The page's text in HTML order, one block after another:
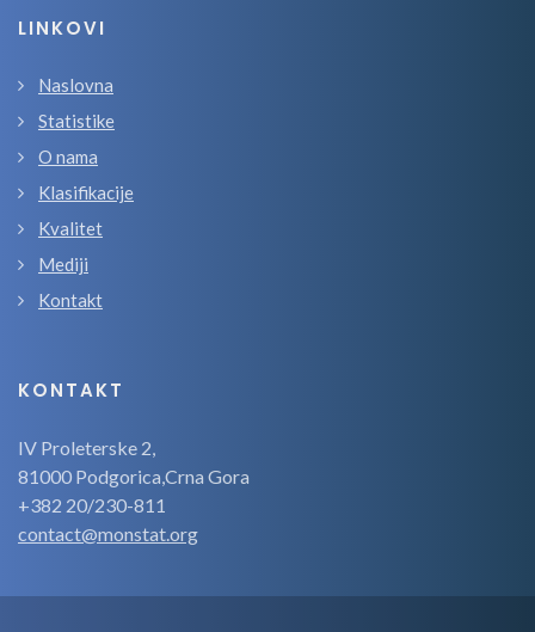
LINKOVI
Naslovna
Statistike
O nama
Klasifikacije
Kvalitet
Mediji
Kontakt
KONTAKT
IV Proleterske 2,
81000 Podgorica,Crna Gora
+382 20/230-811
contact@monstat.org